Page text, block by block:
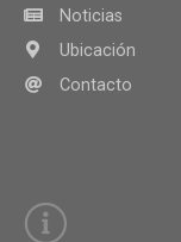
Noticias
Ubicación
Contacto